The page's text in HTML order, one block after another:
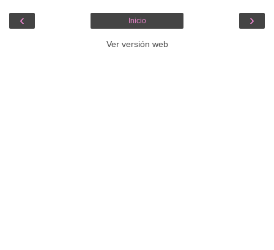
‹ ›
Inicio
Ver versión web